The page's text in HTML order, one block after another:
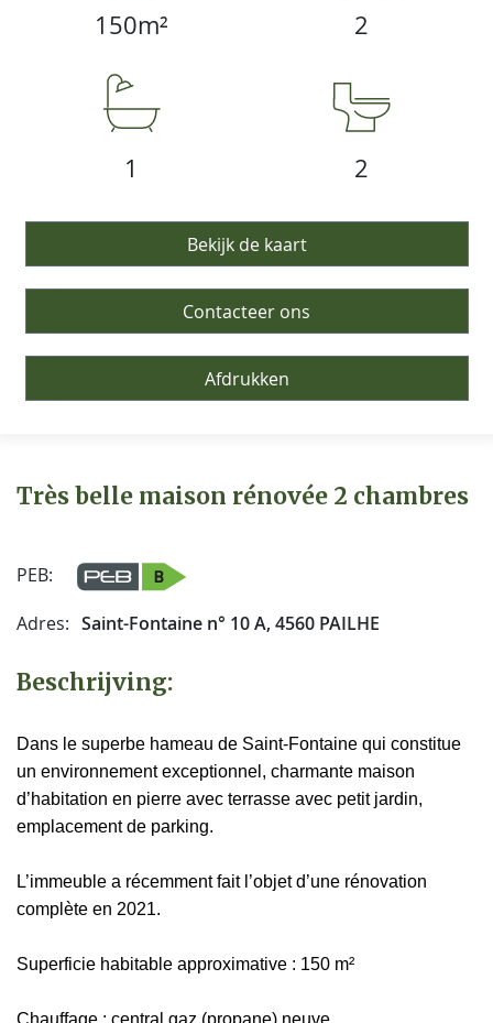
Très belle maison rénovée 2 chambres
PEB:
Adres: Saint-Fontaine n° 10 A, 4560 PAILHE
Beschrijving:
Dans le superbe hameau de Saint-Fontaine qui constitue
un environnement exceptionnel, charmante maison
d’habitation en pierre avec terrasse avec petit jardin,
emplacement de parking.
L’immeuble a récemment fait l’objet d’une rénovation
complète en 2021.
Superficie habitable approximative : 150 m²
Chauffage : central gaz (propane) neuve
150m² 2
1 2
Bekijk de kaart
Contacteer ons
Afdrukken